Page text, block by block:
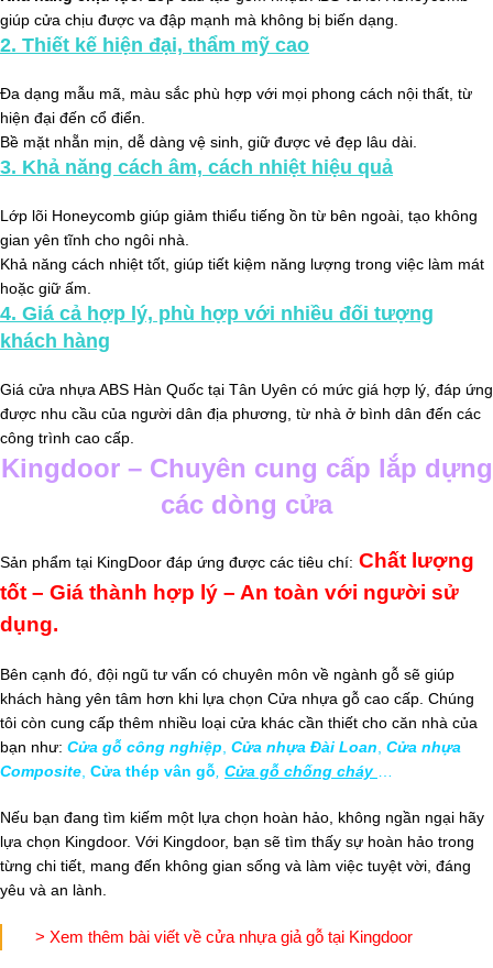
giúp cửa chịu được va đập mạnh mà không bị biến dạng.
2. Thiết kế hiện đại, thẩm mỹ cao
Đa dạng mẫu mã, màu sắc phù hợp với mọi phong cách nội thất, từ
hiện đại đến cổ điển.
Bề mặt nhẵn mịn, dễ dàng vệ sinh, giữ được vẻ đẹp lâu dài.
3. Khả năng cách âm, cách nhiệt hiệu quả
Lớp lõi Honeycomb giúp giảm thiểu tiếng ồn từ bên ngoài, tạo không
gian yên tĩnh cho ngôi nhà.
Khả năng cách nhiệt tốt, giúp tiết kiệm năng lượng trong việc làm mát
hoặc giữ ấm.
4. Giá cả hợp lý, phù hợp với nhiều đối tượng
khách hàng
Giá cửa nhựa ABS Hàn Quốc tại Tân Uyên có mức giá hợp lý, đáp ứng
được nhu cầu của người dân địa phương, từ nhà ở bình dân đến các
công trình cao cấp.
Kingdoor – Chuyên cung cấp lắp dựng
các dòng cửa
Sản phẩm tại KingDoor đáp ứng được các tiêu chí: Chất lượng
tốt – Giá thành hợp lý – An toàn với người sử
dụng.
Bên cạnh đó, đội ngũ tư vấn có chuyên môn về ngành gỗ sẽ giúp
khách hàng yên tâm hơn khi lựa chọn Cửa nhựa gỗ cao cấp. Chúng
tôi còn cung cấp thêm nhiều loại cửa khác cần thiết cho căn nhà của
bạn như: Cửa gỗ công nghiệp, Cửa nhựa Đài Loan, Cửa nhựa
Composite, Cửa thép vân gỗ, Cửa gỗ chống cháy …
Nếu bạn đang tìm kiếm một lựa chọn hoàn hảo, không ngần ngại hãy
lựa chọn Kingdoor. Với Kingdoor, bạn sẽ tìm thấy sự hoàn hảo trong
từng chi tiết, mang đến không gian sống và làm việc tuyệt vời, đáng
yêu và an lành.
> Xem thêm bài viết về cửa nhựa giả gỗ tại Kingdoor